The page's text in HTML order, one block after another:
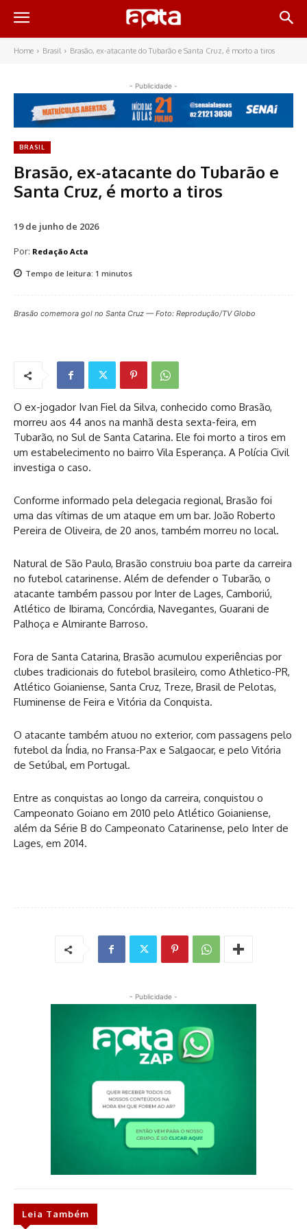
Home Brasil Brasão, ex-atacante do Tubarão e Santa Cruz, é morto a tiros
- Publicidade -
BRASIL
Brasão, ex-atacante do Tubarão e
Santa Cruz, é morto a tiros
19 de junho de 2026
Por: Redação Acta
Tempo de leitura: 1 minutos
Brasão comemora gol no Santa Cruz — Foto: Reprodução/TV Globo
O ex-jogador Ivan Fiel da Silva, conhecido como Brasão,
morreu aos 44 anos na manhã desta sexta-feira, em
Tubarão, no Sul de Santa Catarina. Ele foi morto a tiros em
um estabelecimento no bairro Vila Esperança. A Polícia Civil
investiga o caso.
Conforme informado pela delegacia regional, Brasão foi
uma das vítimas de um ataque em um bar. João Roberto
Pereira de Oliveira, de 20 anos, também morreu no local.
Natural de São Paulo, Brasão construiu boa parte da carreira
no futebol catarinense. Além de defender o Tubarão, o
atacante também passou por Inter de Lages, Camboriú,
Atlético de Ibirama, Concórdia, Navegantes, Guarani de
Palhoça e Almirante Barroso.
Fora de Santa Catarina, Brasão acumulou experiências por
clubes tradicionais do futebol brasileiro, como Athletico-PR,
Atlético Goianiense, Santa Cruz, Treze, Brasil de Pelotas,
Fluminense de Feira e Vitória da Conquista.
O atacante também atuou no exterior, com passagens pelo
futebol da Índia, no Fransa-Pax e Salgaocar, e pelo Vitória
de Setúbal, em Portugal.
Entre as conquistas ao longo da carreira, conquistou o
Campeonato Goiano em 2010 pelo Atlético Goianiense,
além da Série B do Campeonato Catarinense, pelo Inter de
Lages, em 2014.
- Publicidade -
Leia Também